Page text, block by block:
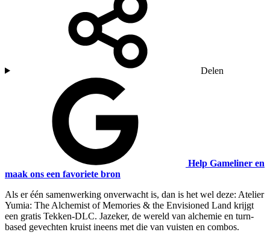
Delen
Help Gameliner en
maak ons een favoriete bron
Als er één samenwerking onverwacht is, dan is het wel deze: Atelier
Yumia: The Alchemist of Memories & the Envisioned Land krijgt
een gratis Tekken-DLC. Jazeker, de wereld van alchemie en turn-
based gevechten kruist ineens met die van vuisten en combos.